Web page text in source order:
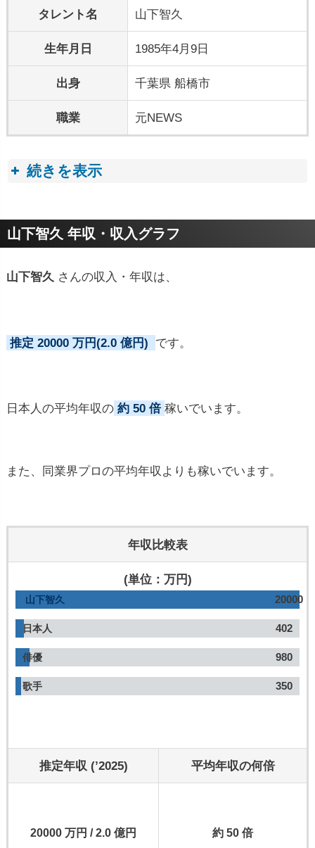
タレント名 山下智久
生年月日 1985年4月9日
出身 千葉県 船橋市
職業 元NEWS
続きを表示
プロフィールトピック
山下智久 年収・収入グラフ
山下智久 さんの収入・年収は、
推定 20000 万円(2.0 億円) です。
日本人の平均年収の 約 50 倍 稼いでいます。
また、同業界プロの平均年収よりも稼いでいます。
年収比較表
(単位：万円)
山下智久 20000
日本人 402
俳優 980
歌手 350
推定年収 (’2025) 平均年収の何倍
20000 万円 / 2.0 億円 約 50 倍